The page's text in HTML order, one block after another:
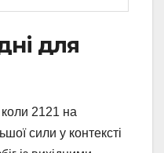
для
2121 на
сили у контексті